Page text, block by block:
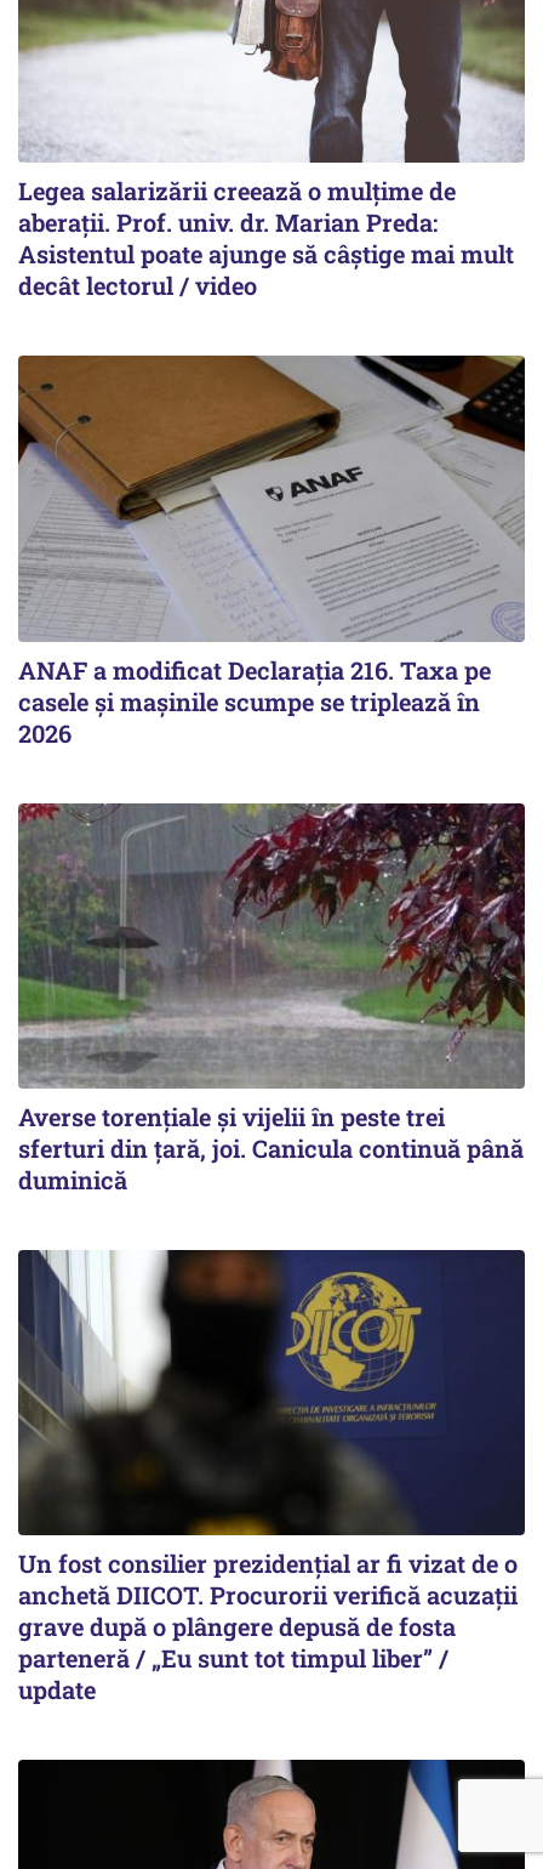
Legea salarizării creează o mulțime de
aberații. Prof. univ. dr. Marian Preda:
Asistentul poate ajunge să câștige mai mult
decât lectorul / video
ANAF a modificat Declarația 216. Taxa pe
casele și mașinile scumpe se triplează în
2026
Averse torențiale și vijelii în peste trei
sferturi din țară, joi. Canicula continuă până
duminică
Un fost consilier prezidențial ar fi vizat de o
anchetă DIICOT. Procurorii verifică acuzații
grave după o plângere depusă de fosta
parteneră / „Eu sunt tot timpul liber” /
update